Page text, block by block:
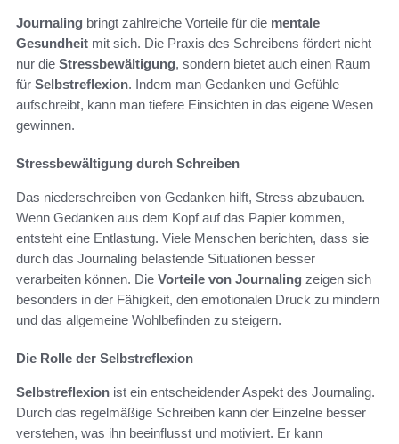
Journaling bringt zahlreiche Vorteile für die mentale
Gesundheit mit sich. Die Praxis des Schreibens fördert nicht
nur die Stressbewältigung, sondern bietet auch einen Raum
für Selbstreflexion. Indem man Gedanken und Gefühle
aufschreibt, kann man tiefere Einsichten in das eigene Wesen
gewinnen.
Stressbewältigung durch Schreiben
Das niederschreiben von Gedanken hilft, Stress abzubauen.
Wenn Gedanken aus dem Kopf auf das Papier kommen,
entsteht eine Entlastung. Viele Menschen berichten, dass sie
durch das Journaling belastende Situationen besser
verarbeiten können. Die Vorteile von Journaling zeigen sich
besonders in der Fähigkeit, den emotionalen Druck zu mindern
und das allgemeine Wohlbefinden zu steigern.
Die Rolle der Selbstreflexion
Selbstreflexion ist ein entscheidender Aspekt des Journaling.
Durch das regelmäßige Schreiben kann der Einzelne besser
verstehen, was ihn beeinflusst und motiviert. Er kann